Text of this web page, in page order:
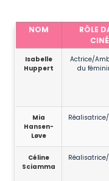
NOM
RÔLE
Isabelle
Huppert
Actrice/
du
Mia
Hansen-
Løve
Céline
Sciamma